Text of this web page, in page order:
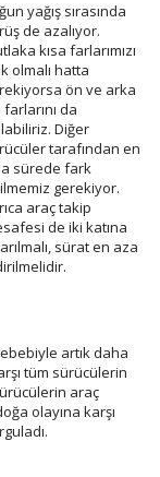
yağış sırasında
de azalıyor.
kısa farlarımızı
olmalı hatta
ön ve arka
farlarını da
Diğer
tarafından en
sürede fark
gerekiyor.
araç takip
de iki katına
sürat en aza
artık daha
tüm sürücülerin
araç
olayına karşı